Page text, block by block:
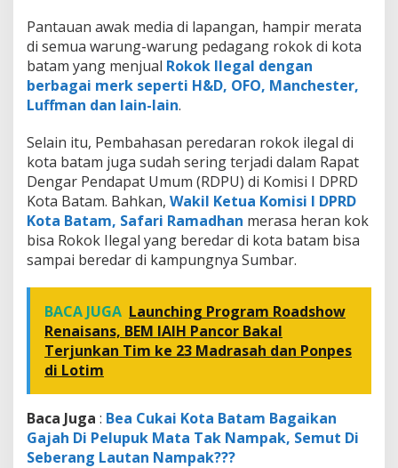
Pantauan awak media di lapangan, hampir merata
di semua warung-warung pedagang rokok di kota
batam yang menjual Rokok Ilegal dengan
berbagai merk seperti H&D, OFO, Manchester,
Luffman dan lain-lain.
Selain itu, Pembahasan peredaran rokok ilegal di
kota batam juga sudah sering terjadi dalam Rapat
Dengar Pendapat Umum (RDPU) di Komisi I DPRD
Kota Batam. Bahkan, Wakil Ketua Komisi I DPRD
Kota Batam, Safari Ramadhan merasa heran kok
bisa Rokok Ilegal yang beredar di kota batam bisa
sampai beredar di kampungnya Sumbar.
BACA JUGA Launching Program Roadshow
Renaisans, BEM IAIH Pancor Bakal
Terjunkan Tim ke 23 Madrasah dan Ponpes
di Lotim
Baca Juga : Bea Cukai Kota Batam Bagaikan
Gajah Di Pelupuk Mata Tak Nampak, Semut Di
Seberang Lautan Nampak???